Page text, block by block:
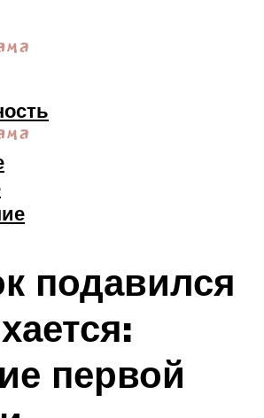
подавился
первой